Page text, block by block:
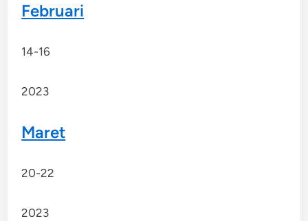
Februari
14-16
2023
Maret
20-22
2023